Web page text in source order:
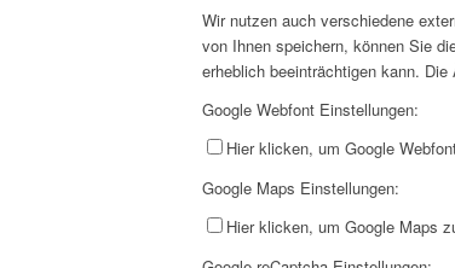
Wir nutzen auch verschiedene
von Ihnen speichern, können Sie
erheblich beeinträchtigen kann.
Google Webfont Einstellungen:
Hier klicken, um Google
Google Maps Einstellungen:
Hier klicken, um Google Maps